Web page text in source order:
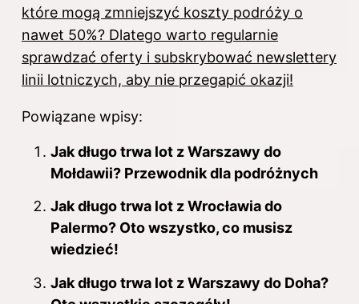
które mogą zmniejszyć koszty podróży o
nawet 50%? Dlatego warto regularnie
sprawdzać oferty i subskrybować newslettery
linii lotniczych, aby nie przegapić okazji!
Powiązane wpisy:
Jak długo trwa lot z Warszawy do
Mołdawii? Przewodnik dla podróżnych
Jak długo trwa lot z Wrocławia do
Palermo? Oto wszystko, co musisz
wiedzieć!
Jak długo trwa lot z Warszawy do Doha?